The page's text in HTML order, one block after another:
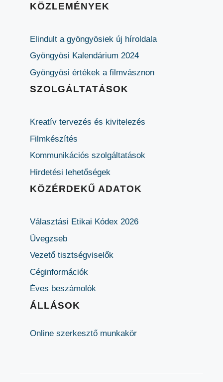
KÖZLEMÉNYEK
Elindult a gyöngyösiek új híroldala
Gyöngyösi Kalendárium 2024
Gyöngyösi értékek a filmvásznon
SZOLGÁLTATÁSOK
Kreatív tervezés és kivitelezés
Filmkészítés
Kommunikációs szolgáltatások
Hirdetési lehetőségek
KÖZÉRDEKŰ ADATOK
Választási Etikai Kódex 2026
Üvegzseb
Vezető tisztségviselők
Céginformációk
Éves beszámolók
ÁLLÁSOK
Online szerkesztő munkakör